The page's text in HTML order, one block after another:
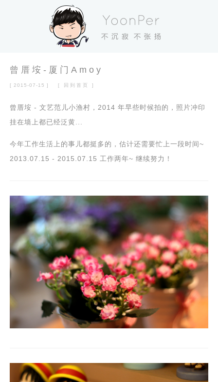
曾厝垵-厦门Amoy
[ 2015-07-15 ] [ 回到首页 ]
曾厝垵 - 文艺范儿小渔村，2014 年早些时候拍的，照片冲印
挂在墙上都已经泛黄...
今年工作生活上的事儿都挺多的，估计还需要忙上一段时间~
2013.07.15 - 2015.07.15 工作两年~ 继续努力！